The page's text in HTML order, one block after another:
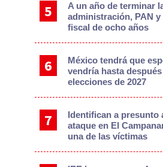
A un año de terminar
administración, PAN
fiscal de ocho años
México tendrá que
vendría hasta
elecciones de 2027
Identifican a presunto
ataque en El
una de las víctimas